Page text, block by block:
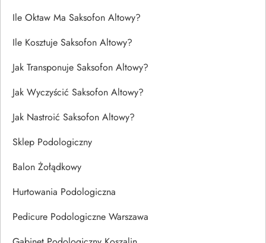
Ile Oktaw Ma Saksofon Altowy?
Ile Kosztuje Saksofon Altowy?
Jak Transponuje Saksofon Altowy?
Jak Wyczyścić Saksofon Altowy?
Jak Nastroić Saksofon Altowy?
Sklep Podologiczny
Balon Żołądkowy
Hurtowania Podologiczna
Pedicure Podologiczne Warszawa